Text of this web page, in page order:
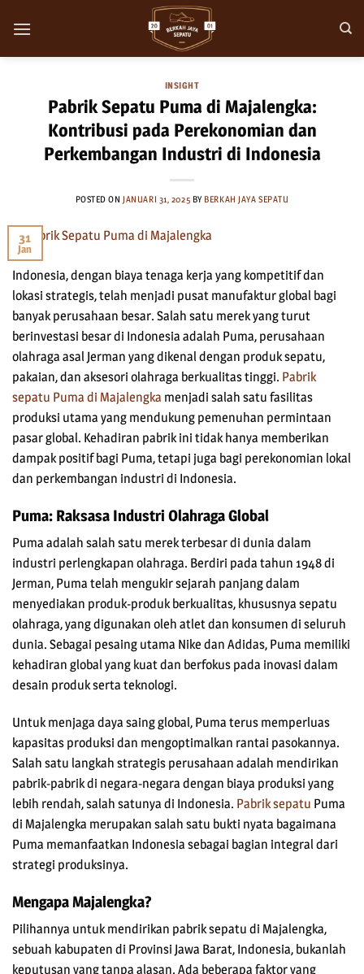
INSIGHT
Pabrik Sepatu Puma di Majalengka:
Kontribusi pada Perekonomian dan
Perkembangan Industri di Indonesia
POSTED ON JANUARI 31, 2025 BY BERKAH JAYA SEPATU
31
Jan
Indonesia, dengan biaya tenaga kerja yang kompetitif dan
lokasi strategis, telah menjadi pusat manufaktur global bagi
banyak perusahaan besar. Salah satu merek yang turut
berinvestasi besar di Indonesia adalah Puma, perusahaan
olahraga asal Jerman yang dikenal dengan produk sepatu,
pakaian, dan aksesori olahraga berkualitas tinggi. Pabrik
sepatu Puma di Majalengka menjadi salah satu fasilitas
produksi utama yang mendukung pemenuhan permintaan
pasar global. Kehadiran pabrik ini tidak hanya memberikan
dampak positif bagi Puma, tetapi juga bagi perekonomian lokal
dan perkembangan industri di Indonesia.
Puma: Raksasa Industri Olahraga Global
Puma adalah salah satu merek terbesar di dunia dalam
industri perlengkapan olahraga. Berdiri pada tahun 1948 di
Jerman, Puma telah mengukir sejarah panjang dalam
menyediakan produk-produk berkualitas, khususnya sepatu
olahraga, yang digunakan oleh atlet dan konsumen di seluruh
dunia. Sebagai pesaing utama Nike dan Adidas, Puma memiliki
kehadiran global yang kuat dan berfokus pada inovasi dalam
desain produk serta teknologi.
Untuk menjaga daya saing global, Puma terus memperluas
kapasitas produksi dan mengoptimalkan rantai pasokannya.
Salah satu langkah strategis perusahaan adalah mendirikan
pabrik-pabrik di negara-negara dengan biaya produksi yang
lebih rendah, salah satunya di Indonesia. Pabrik sepatu Puma
di Majalengka merupakan salah satu bukti nyata bagaimana
Puma memanfaatkan Indonesia sebagai bagian integral dari
strategi produksinya.
Mengapa Majalengka?
Pilihannya untuk mendirikan pabrik sepatu di Majalengka,
sebuah kabupaten di Provinsi Jawa Barat, Indonesia, bukanlah
keputusan yang tanpa alasan. Ada beberapa faktor yang